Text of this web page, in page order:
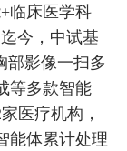
临床医学科
今，中试基
部影像一扫多
等多款智能
医疗机构，
能体累计处理